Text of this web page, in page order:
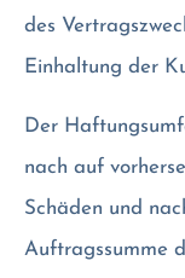
des
Einhaltung der
Der
nach auf
Schäden und
Auftragssumme